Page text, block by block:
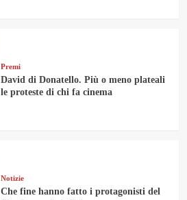
Premi
David di Donatello. Più o meno plateali
le proteste di chi fa cinema
Notizie
Che fine hanno fatto i protagonisti del